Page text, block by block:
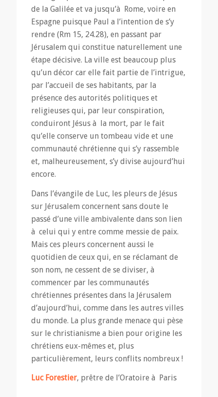
de la Galilée et va jusqu’à Rome, voire en
Espagne puisque Paul a l’intention de s’y
rendre (Rm 15, 24.28), en passant par
Jérusalem qui constitue naturellement une
étape décisive. La ville est beaucoup plus
qu’un décor car elle fait partie de l’intrigue,
par l’accueil de ses habitants, par la
présence des autorités politiques et
religieuses qui, par leur conspiration,
conduiront Jésus à la mort, par le fait
qu’elle conserve un tombeau vide et une
communauté chrétienne qui s’y rassemble
et, malheureusement, s’y divise aujourd’hui
encore.
Dans l’évangile de Luc, les pleurs de Jésus
sur Jérusalem concernent sans doute le
passé d’une ville ambivalente dans son lien
à celui qui y entre comme messie de paix.
Mais ces pleurs concernent aussi le
quotidien de ceux qui, en se réclamant de
son nom, ne cessent de se diviser, à
commencer par les communautés
chrétiennes présentes dans la Jérusalem
d’aujourd’hui, comme dans les autres villes
du monde. La plus grande menace qui pèse
sur le christianisme a bien pour origine les
chrétiens eux-mêmes et, plus
particulièrement, leurs conflits nombreux !
Luc Forestier, prêtre de l’Oratoire à Paris